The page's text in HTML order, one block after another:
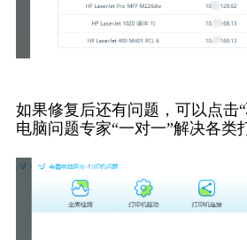
如果修复后还有问题，可以点击“
电脑问题专家“一对一”解决各类